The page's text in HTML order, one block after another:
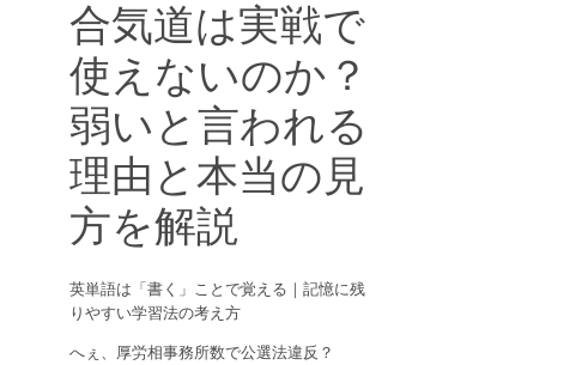
合気道は実戦で
使えないのか？
弱いと言われる
理由と本当の見
方を解説
英単語は「書く」ことで覚える｜記憶に残
りやすい学習法の考え方
へぇ、厚労相事務所数で公選法違反？